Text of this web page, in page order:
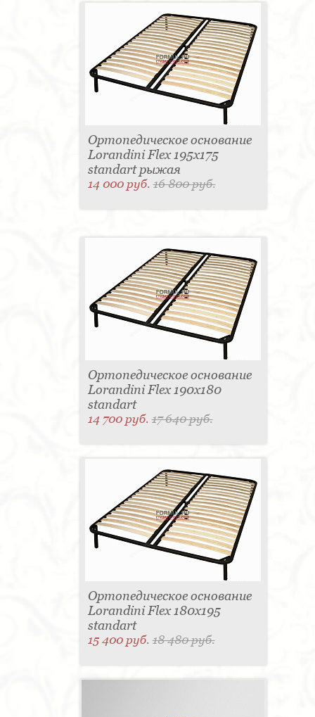
Ортопедическое основание
Lorandini Flex 195x175
standart рыжая
14 000 руб.16 800 руб.
Ортопедическое основание
Lorandini Flex 190x180
standart
14 700 руб.17 640 руб.
Ортопедическое основание
Lorandini Flex 180x195
standart
15 400 руб.18 480 руб.